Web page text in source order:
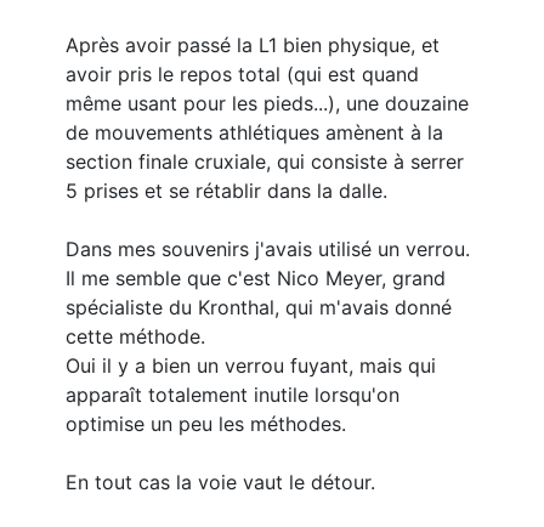
Après avoir passé la L1 bien physique, et
avoir pris le repos total (qui est quand
même usant pour les pieds...), une douzaine
de mouvements athlétiques amènent à la
section finale cruxiale, qui consiste à serrer
5 prises et se rétablir dans la dalle.
Dans mes souvenirs j'avais utilisé un verrou.
Il me semble que c'est Nico Meyer, grand
spécialiste du Kronthal, qui m'avais donné
cette méthode.
Oui il y a bien un verrou fuyant, mais qui
apparaît totalement inutile lorsqu'on
optimise un peu les méthodes.
En tout cas la voie vaut le détour.